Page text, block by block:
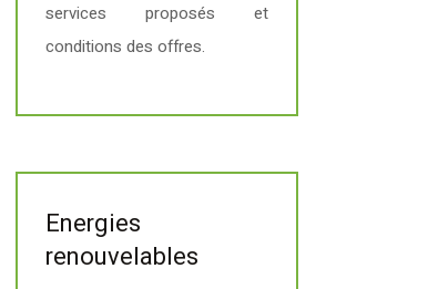
services proposés et
conditions des offres.
Energies
renouvelables